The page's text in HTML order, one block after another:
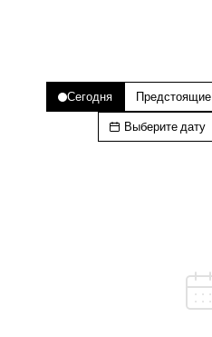
Сегодня Предстоящие
Выберите дату